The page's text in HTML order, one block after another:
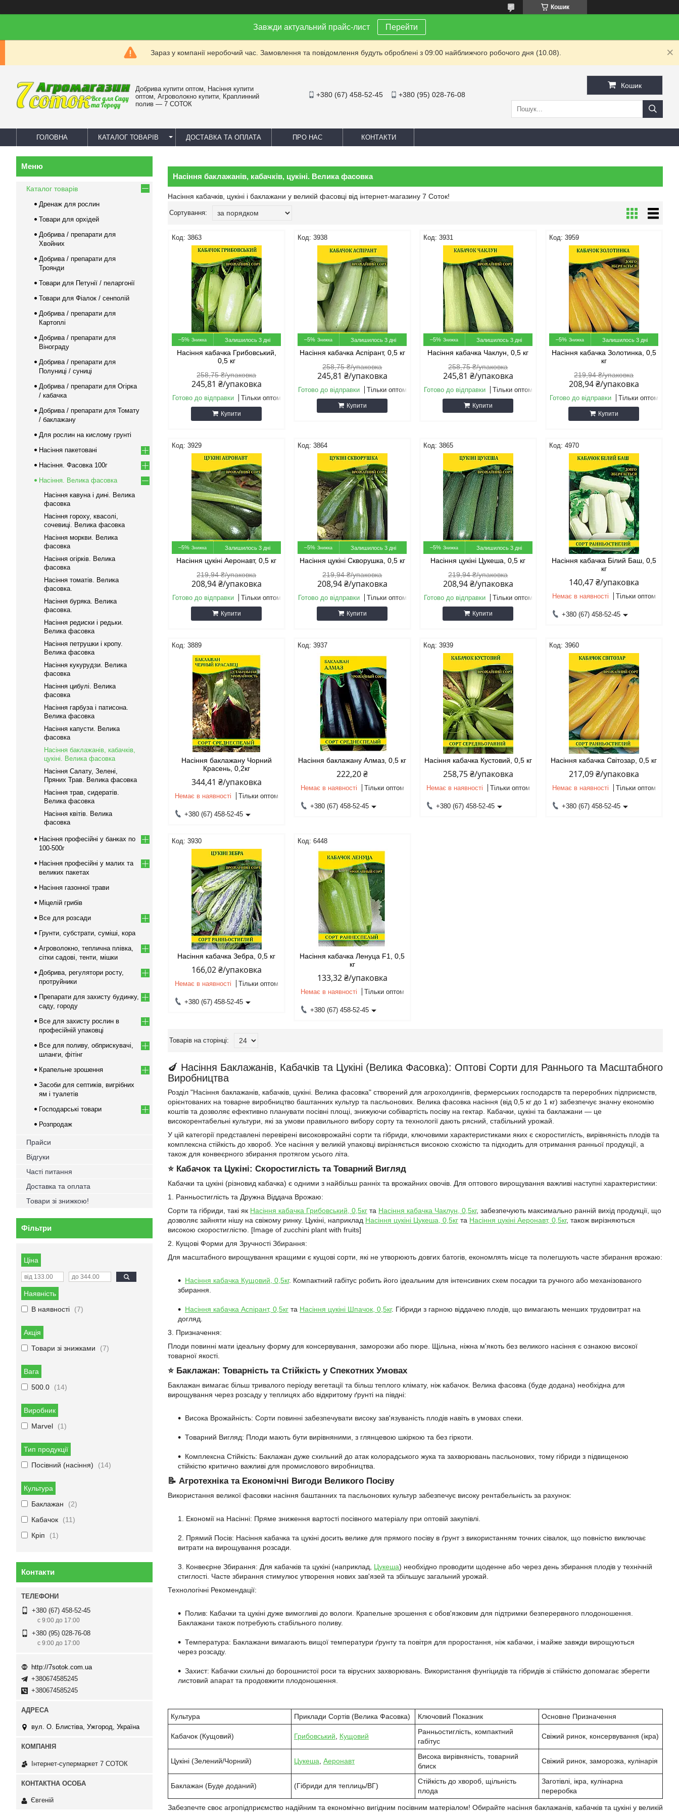
Кошик
Завжди актуальний прайс-лист Перейти
Зараз у компанії неробочий час. Замовлення та повідомлення будуть оброблені з 09:00 найближчого робочого дня (10.08).
Добрива купити оптом, Насіння купити
оптом, Агроволокно купити, Краплинний
полив — 7 СОТОК
+380 (67) 458-52-45 +380 (95) 028-76-08
Кошик
ГОЛОВНА КАТАЛОГ ТОВАРІВ ДОСТАВКА ТА ОПЛАТА ПРО НАС КОНТАКТИ
Насіння баклажанів, кабачків, цукіні. Велика фасовка
Насіння кабачків, цукіні і баклажани у великій фасовці від інтернет-магазину 7 Соток!
3863
–5% Залишилось 3 дні
Насіння кабачка Грибовський,
0,5 кг
258,75 ₴/упаковка
245,81 ₴/упаковка
Готово до відправки Тільки оптом
Купити
3938
–5% Залишилось 3 дні
Насіння кабачка Аспірант, 0,5 кг
258,75 ₴/упаковка
245,81 ₴/упаковка
Готово до відправки Тільки оптом
Купити
3931
–5% Залишилось 3 дні
Насіння кабачка Чаклун, 0,5 кг
258,75 ₴/упаковка
245,81 ₴/упаковка
Готово до відправки Тільки оптом
Купити
3959
–5% Залишилось 3 дні
Насіння кабачка Золотинка, 0,5
кг
219,94 ₴/упаковка
208,94 ₴/упаковка
Готово до відправки Тільки оптом
Купити
3929
–5% Залишилось 3 дні
Насіння цукіні Аеронавт, 0,5 кг
219,94 ₴/упаковка
208,94 ₴/упаковка
Готово до відправки Тільки оптом
Купити
3864
–5% Залишилось 3 дні
Насіння цукіні Скворушка, 0,5 кг
219,94 ₴/упаковка
208,94 ₴/упаковка
Готово до відправки Тільки оптом
Купити
3865
–5% Залишилось 3 дні
Насіння цукіні Цукеша, 0,5 кг
219,94 ₴/упаковка
208,94 ₴/упаковка
Готово до відправки Тільки оптом
Купити
4970
Насіння кабачка Білий Баш, 0,5
кг
140,47 ₴/упаковка
Немає в наявності Тільки оптом
+380 (67) 458-52-45
3889
Насіння баклажану Чорний
Красень, 0,2кг
344,41 ₴/упаковка
Немає в наявності Тільки оптом
+380 (67) 458-52-45
3937
Насіння баклажану Алмаз, 0,5 кг
222,20 ₴
Немає в наявності Тільки оптом
+380 (67) 458-52-45
3939
Насіння кабачка Кустовий, 0,5 кг
258,75 ₴/упаковка
Немає в наявності Тільки оптом
+380 (67) 458-52-45
3960
Насіння кабачка Світозар, 0,5 кг
217,09 ₴/упаковка
Немає в наявності Тільки оптом
+380 (67) 458-52-45
3930
Насіння кабачка Зебра, 0,5 кг
166,02 ₴/упаковка
Немає в наявності Тільки оптом
+380 (67) 458-52-45
6448
Насіння кабачка Ленуца F1, 0,5
кг
133,32 ₴/упаковка
Немає в наявності Тільки оптом
+380 (67) 458-52-45
🍆 Насіння Баклажанів, Кабачків та Цукіні (Велика Фасовка): Оптові Сорти для Раннього та Масштабного
Виробництва
Розділ "Насіння баклажанів, кабачків, цукіні. Велика фасовка" створений для агрохолдингів, фермерських господарств та переробних підприємств,
орієнтованих на товарне виробництво баштанних культур та пасльонових. Велика фасовка насіння (від 0,5 кг до 1 кг) забезпечує значну економію
коштів та дозволяє ефективно планувати посівні площі, знижуючи собівартість посіву на гектар. Кабачки, цукіні та баклажани — це
високорентабельні культури, які за умови правильного вибору сорту та технології дають рясний, стабільний урожай.
У цій категорії представлені перевірені високоврожайні сорти та гібриди, ключовими характеристиками яких є скоростиглість, вирівняність плодів та
комплексна стійкість до хвороб. Усе насіння у великій упаковці вирізняється високою схожістю та підходить для отримання ранньої продукції, а
також для конвеєрного збирання протягом усього літа.
⭐ Кабачок та Цукіні: Скоростиглість та Товарний Вигляд
Кабачки та цукіні (різновид кабачка) є одними з найбільш ранніх та врожайних овочів. Для оптового вирощування важливі наступні характеристики:
1. Ранньостиглість та Дружна Віддача Врожаю:
Сорти та гібриди, такі як Насіння кабачка Грибовський, 0,5кг та Насіння кабачка Чаклун, 0,5кг, забезпечують максимально ранній вихід продукції, що
дозволяє зайняти нішу на свіжому ринку. Цукіні, наприклад Насіння цукіні Цукеша, 0,5кг та Насіння цукіні Аеронавт, 0,5кг, також вирізняються
високою скоростиглістю. [Image of zucchini plant with fruits]
2. Кущові Форми для Зручності Збирання:
Для масштабного вирощування кращими є кущові сорти, які не утворюють довгих батогів, економлять місце та полегшують часте збирання врожаю:
Насіння кабачка Кущовий, 0,5кг. Компактний габітус робить його ідеальним для інтенсивних схем посадки та ручного або механізованого
збирання.
Насіння кабачка Аспірант, 0,5кг та Насіння цукіні Шпачок, 0,5кг. Гібриди з гарною віддачею плодів, що вимагають менших трудовитрат на
догляд.
3. Призначення:
Плоди повинні мати ідеальну форму для консервування, заморозки або пюре. Щільна, ніжна м'якоть без великого насіння є ознакою високої
товарної якості.
⭐ Баклажан: Товарність та Стійкість у Спекотних Умовах
Баклажан вимагає більш тривалого періоду вегетації та більш теплого клімату, ніж кабачок. Велика фасовка (буде додана) необхідна для
вирощування через розсаду у теплицях або відкритому ґрунті на півдні:
Висока Врожайність: Сорти повинні забезпечувати високу зав'язуваність плодів навіть в умовах спеки.
Товарний Вигляд: Плоди мають бути вирівняними, з глянцевою шкіркою та без гіркоти.
Комплексна Стійкість: Баклажан дуже схильний до атак колорадського жука та захворювань пасльонових, тому гібриди з підвищеною
стійкістю критично важливі для промислового виробництва.
📝 Агротехніка та Економічні Вигоди Великого Посіву
Використання великої фасовки насіння баштанних та пасльонових культур забезпечує високу рентабельність за рахунок:
Економії на Насінні: Пряме зниження вартості посівного матеріалу при оптовій закупівлі.
Прямий Посів: Насіння кабачка та цукіні досить велике для прямого посіву в ґрунт з використанням точних сівалок, що повністю виключає
витрати на вирощування розсади.
Конвеєрне Збирання: Для кабачків та цукіні (наприклад, Цукеша) необхідно проводити щоденне або через день збирання плодів у технічній
стиглості. Часте збирання стимулює утворення нових зав'язей та збільшує загальний урожай.
Технологічні Рекомендації:
Полив: Кабачки та цукіні дуже вимогливі до вологи. Крапельне зрошення є обов'язковим для підтримки безперервного плодоношення.
Баклажани також потребують стабільного поливу.
Температура: Баклажани вимагають вищої температури ґрунту та повітря для проростання, ніж кабачки, і майже завжди вирощуються
через розсаду.
Захист: Кабачки схильні до борошнистої роси та вірусних захворювань. Використання фунгіцидів та гібридів зі стійкістю допомагає зберегти
листовий апарат та продовжити плодоношення.
Культура Приклади Сортів (Велика Фасовка) Ключовий Показник Основне Призначення
Кабачок (Кущовий) Грибовський Кущовий
Ранньостиглість, компактний
габітус
Свіжий ринок, консервування (ікра)
Цукіні (Зелений/Чорний) Цукеша Аеронавт
Висока вирівняність, товарний
блиск
Свіжий ринок, заморозка, кулінарія
Баклажан (Буде доданий) (Гібриди для теплиць/ВГ)
Стійкість до хвороб, щільність
плода
Заготівлі, ікра, кулінарна
переробка
Забезпечте своє агропідприємство надійним та економічно вигідним посівним матеріалом! Обирайте насіння баклажанів, кабачків та цукіні у великій
Каталог товарів
Дренаж для рослин
Товари для орхідей
Добрива / препарати для
Хвойних
Добрива / препарати для
Троянди
Товари для Петунії / пеларгонії
Товари для Фіалок / сенполій
Добрива / препарати для
Картоплі
Добрива / препарати для
Вінограду
Добрива / препарати для
Полуниці / суниці
Добрива / препарати для Огірка
/ кабачка
Добрива / препарати для Томату
/ баклажану
Для рослин на кислому грунті
Насіння пакетовані
Насіння. Фасовка 100г
Насіння. Велика фасовка
Насіння кавуна і дині. Велика
фасовка
Насіння гороху, квасолі,
сочевиці. Велика фасовка
Насіння моркви. Велика
фасовка
Насіння огірків. Велика
фасовка
Насіння томатів. Велика
фасовка.
Насіння буряка. Велика
фасовка.
Насіння редиски і редьки.
Велика фасовка
Насіння петрушки і кропу.
Велика фасовка
Насіння кукурудзи. Велика
фасовка
Насіння цибулі. Велика
фасовка
Насіння гарбуза і патисона.
Велика фасовка
Насіння капусти. Велика
фасовка
Насіння баклажанів, кабачків,
цукіні. Велика фасовка
Насіння Салату, Зелені,
Пряних Трав. Велика фасовка
Насіння трав, сидератів.
Велика фасовка
Насіння квітів. Велика
фасовка
Насіння професійні у банках по
100-500г
Насіння професійні у малих та
великих пакетах
Насіння газонної трави
Міцелій грибів
Все для розсади
Грунти, субстрати, суміші, кора
Агроволокно, теплична плівка,
сітки садові, тенти, мішки
Добрива, регулятори росту,
протруйники
Препарати для захисту будинку,
саду, городу
Все для захисту рослин в
професійній упаковці
Все для поливу, обприскувачі,
шланги, фітінг
Крапельне зрошення
Засоби для септиків, вигрібних
ям і туалетів
Господарські товари
Розпродаж
Прайси
Відгуки
Часті питання
Доставка та оплата
Товари зі знижкою!
Фільтри
Ціна
Наявність
В наявності
7
Акція
Товари зі знижками
7
Вага
500.0
14
Виробник
Marvel
1
Тип продукції
Посівний (насіння)
14
Культура
Баклажан
2
Кабачок
11
Кріп
1
Контакти
+380 (67) 458-52-45
с 9:00 до 17:00
+380 (95) 028-76-08
с 9:00 до 17:00
http://7sotok.com.ua
+380674585245
+380674585245
вул. О. Блистіва, Ужгород, Україна
Інтернет-супермаркет 7 СОТОК
Євгеній